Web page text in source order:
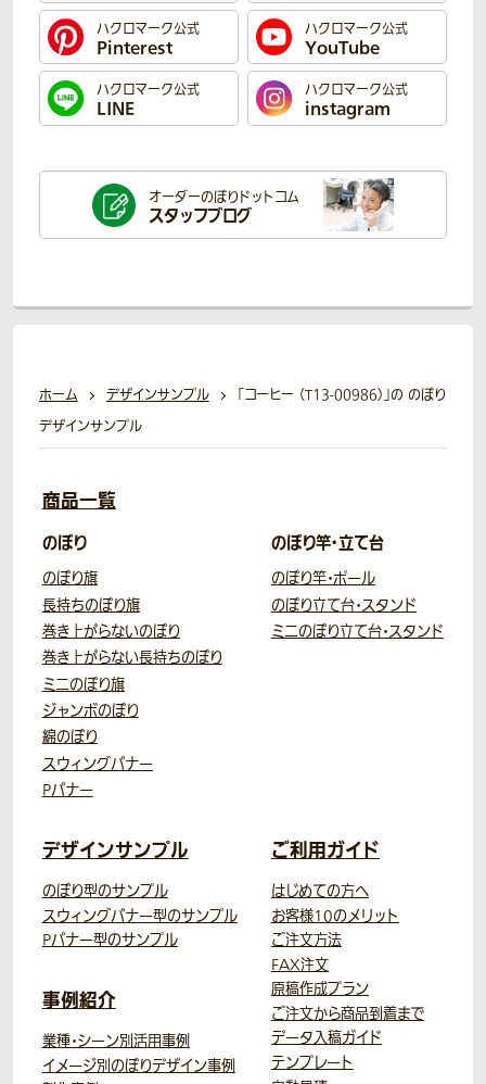
ハクロマーク公式
Pinterest
ハクロマーク公式
YouTube
ハクロマーク公式
LINE
ハクロマーク公式
instagram
オーダーのぼりドットコム
スタッフブログ
ホーム デザインサンプル
「コーヒー （T13-00986）」の のぼり
デザインサンプル
商品一覧
のぼり
のぼり旗
長持ちのぼり旗
巻き上がらないのぼり
巻き上がらない長持ちのぼり
ミニのぼり旗
ジャンボのぼり
綿のぼり
スウィングバナー
Pバナー
のぼり竿・立て台
のぼり竿・ポール
のぼり立て台・スタンド
ミニのぼり立て台・スタンド
デザインサンプル
のぼり型のサンプル
スウィングバナー型のサンプル
Pバナー型のサンプル
事例紹介
業種・シーン別活用事例
イメージ別のぼりデザイン事例
ご利用ガイド
はじめての方へ
お客様10のメリット
ご注文方法
FAX注文
原稿作成プラン
ご注文から商品到着まで
データ入稿ガイド
テンプレート